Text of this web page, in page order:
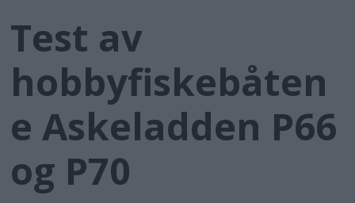
Test av
hobbyfiskebåten
e Askeladden P66
og P70